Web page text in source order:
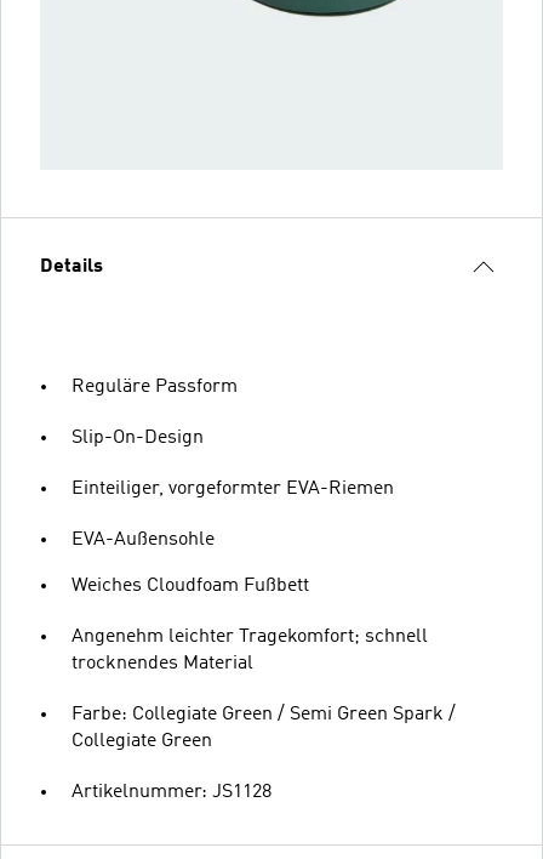
Details
Reguläre Passform
Slip-On-Design
Einteiliger, vorgeformter EVA-Riemen
EVA-Außensohle
Weiches Cloudfoam Fußbett
Angenehm leichter Tragekomfort; schnell
trocknendes Material
Farbe: Collegiate Green / Semi Green Spark /
Collegiate Green
Artikelnummer: JS1128